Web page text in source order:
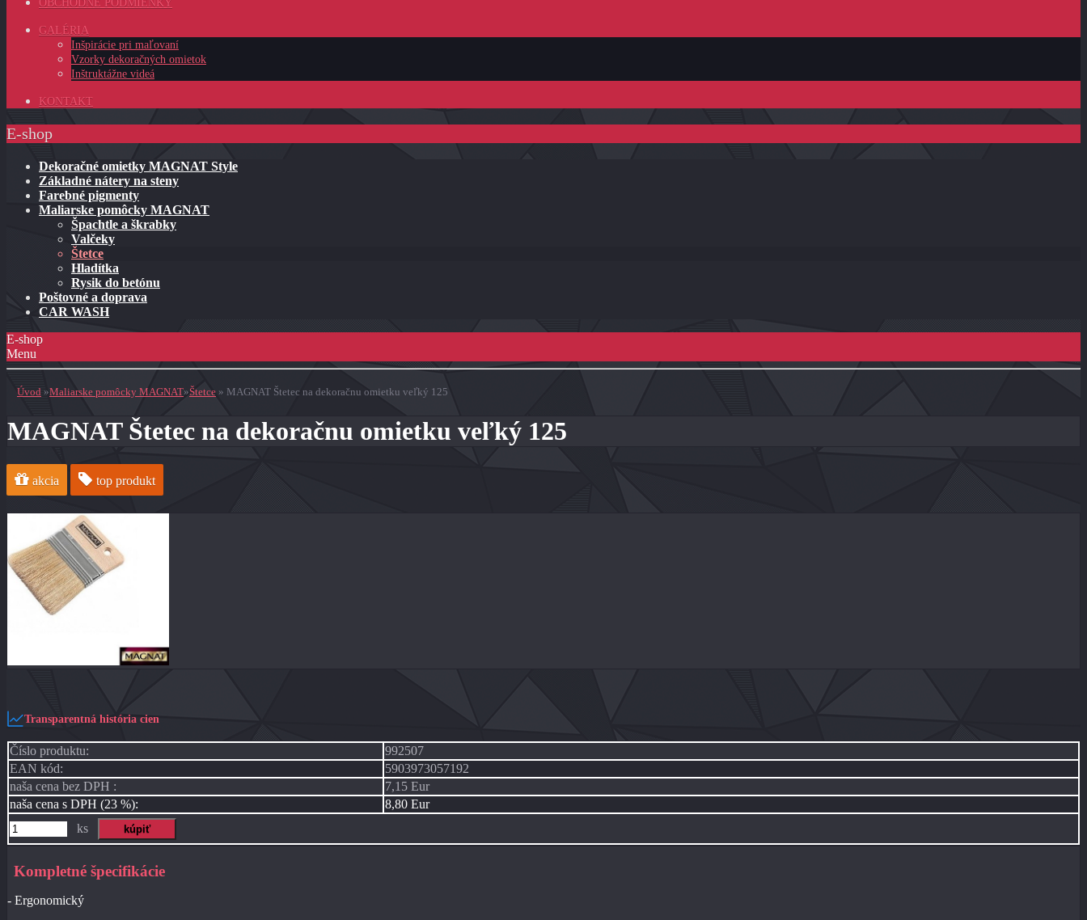
OBCHODNÉ PODMIENKY
GALÉRIA
Inšpirácie pri maľovaní
Vzorky dekoračných omietok
Inštruktážne videá
KONTAKT
E-shop
Dekoračné omietky MAGNAT Style
Základné nátery na steny
Farebné pigmenty
Maliarske pomôcky MAGNAT
Špachtle a škrabky
Valčeky
Štetce
Hladítka
Rysik do betónu
Poštovné a doprava
CAR WASH
E-shop
Menu
Úvod »Maliarske pomôcky MAGNAT»Štetce » MAGNAT Štetec na dekoračnu omietku veľký 125
MAGNAT Štetec na dekoračnu omietku veľký 125
akcia top produkt
Transparentná história cien
Číslo produktu:
992507
EAN kód:
5903973057192
naša cena bez DPH :
7,15 Eur
naša cena s DPH (23 %):
8,80 Eur
ks
Kompletné špecifikácie
- Ergonomický